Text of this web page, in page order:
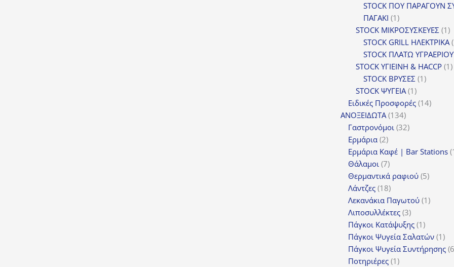
προϊόν
STOCK ΠΟΥ ΠΑΡΑΓΟΥΝ
ΠΑΓΑΚΙ 11
προϊόν
STOCK ΜΙΚΡΟΣΥΣΚΕΥΕΣ 11
STOCK GRILL ΗΛΕΚΤΡΙΚΑ
STOCK ΠΛΑΤΩ ΥΓΡΑΕΡΙΟΥ
STOCK ΥΓΙΕΙΝΗ & HACCP 11
STOCK ΒΡΥΣΕΣ 11
STOCK ΨΥΓΕΙΑ 11
προϊόν
Ειδικές Προσφορές 1414
ΑΝΟΞΕΙΔΩΤΑ 134134
προϊόντα
Γαστρονόμοι 3232
Ερμάρια 22
προϊόντα
Ερμάρια Καφέ | Bar Stations
Θάλαμοι 77
προϊόντα
Θερμαντικά ραφιού 55
Λάντζες 1818
προϊόντα
Λεκανάκια Παγωτού 11
Λιποσυλλέκτες 33
προϊόντα
Πάγκοι Κατάψυξης 11
προϊόν
Πάγκοι Ψυγεία Σαλατών 11
Πάγκοι Ψυγεία Συντήρησης 6
Ποτηριέρες 11